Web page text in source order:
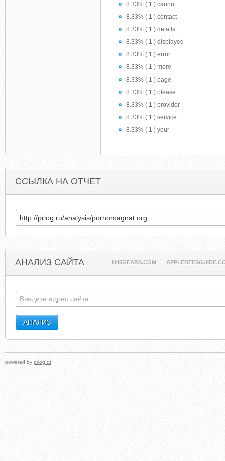
8.33% ( 1 ) cannot
8.33% ( 1 ) contact
8.33% ( 1 ) details
8.33% ( 1 ) displayed
8.33% ( 1 ) error
8.33% ( 1 ) more
8.33% ( 1 ) page
8.33% ( 1 ) please
8.33% ( 1 ) provider
8.33% ( 1 ) service
8.33% ( 1 ) your
ССЫЛКА НА ОТЧЕТ
АНАЛИЗ САЙТА H45GEARS.COM
powered by prlog.ru